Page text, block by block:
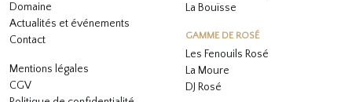
Domaine
Actualités et événements
Contact
Mentions légales
CGV
La Bouïsse
GAMME DE ROSÉ
Les Fenouils Rosé
La Moure
DJ Rosé